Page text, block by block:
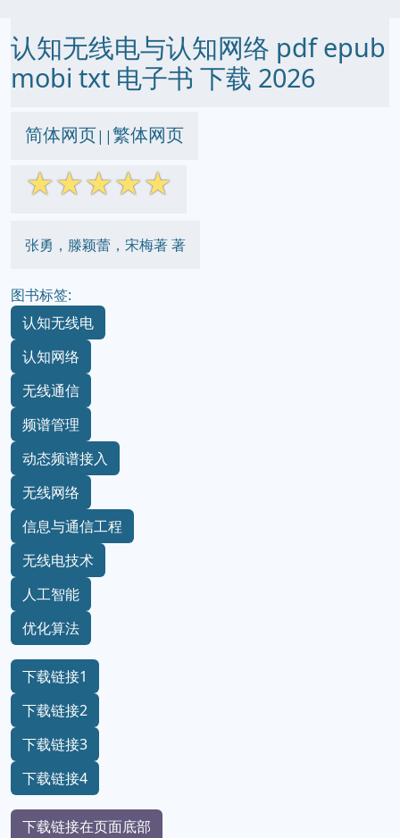
认知无线电与认知网络 pdf epub
mobi txt 电子书 下载 2026
简体网页||繁体网页
☆☆☆☆☆
张勇，滕颖蕾，宋梅著 著
图书标签:
认知无线电
认知网络
无线通信
频谱管理
动态频谱接入
无线网络
信息与通信工程
无线电技术
人工智能
优化算法
下载链接1
下载链接2
下载链接3
下载链接4
下载链接在页面底部